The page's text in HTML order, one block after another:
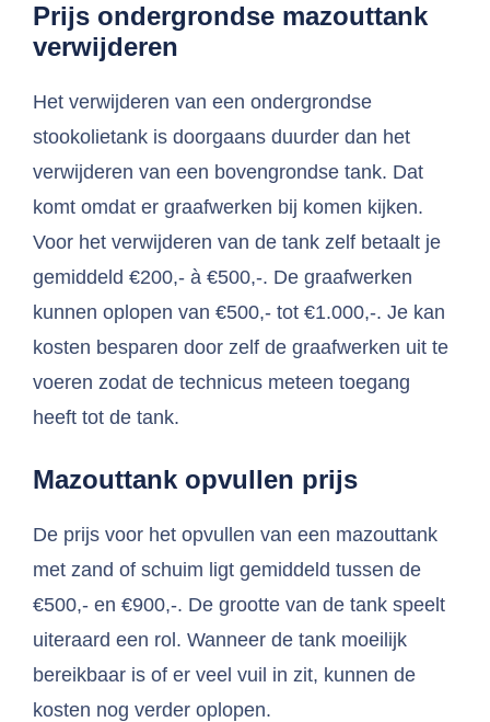
Prijs ondergrondse mazouttank
verwijderen
Het verwijderen van een ondergrondse
stookolietank is doorgaans duurder dan het
verwijderen van een bovengrondse tank. Dat
komt omdat er graafwerken bij komen kijken.
Voor het verwijderen van de tank zelf betaalt je
gemiddeld €200,- à €500,-. De graafwerken
kunnen oplopen van €500,- tot €1.000,-. Je kan
kosten besparen door zelf de graafwerken uit te
voeren zodat de technicus meteen toegang
heeft tot de tank.
Mazouttank opvullen prijs
De prijs voor het opvullen van een mazouttank
met zand of schuim ligt gemiddeld tussen de
€500,- en €900,-. De grootte van de tank speelt
uiteraard een rol. Wanneer de tank moeilijk
bereikbaar is of er veel vuil in zit, kunnen de
kosten nog verder oplopen.